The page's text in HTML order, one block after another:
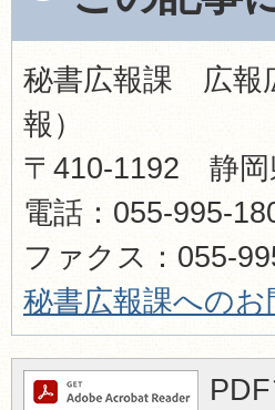
秘書広報課 広報
報）
〒410-1192 静岡
電話：055-995-
ファクス：055-
秘書広報課へのお